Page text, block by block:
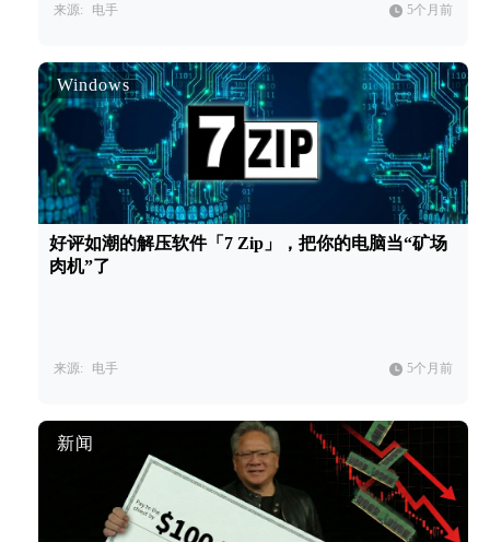
来源: 电手 5个月前
Windows
好评如潮的解压软件「7 Zip」，把你的电脑当“矿场
肉机”了
来源: 电手 5个月前
新闻